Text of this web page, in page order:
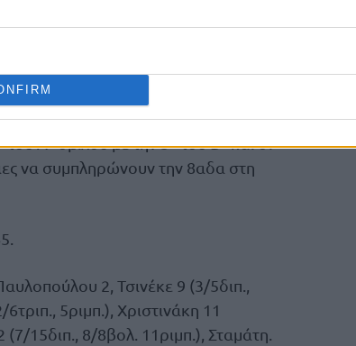
της 1
φάσης προκρίνεται
θα αγωνιστούν τη Δευτέρα
του Α΄ ομίλου με την 3 του Β΄ και οι
να συμπληρώνουν την 8αδα στη
2, Τσινέκε 9 (3/5διπ.,
5ριμπ.), Χριστινάκη 11
15διπ., 8/8βολ. 11ριμπ.), Σταμάτη.